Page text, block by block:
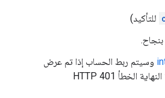
للتأكيد)
وسيتم ربط الحساب إذا تم عرض
create intent بنجاح. إذا لم يكن إنشاء الحساب متاحًا، يجب أن تعرض نقطة النهاية الخطأ HTTP 401